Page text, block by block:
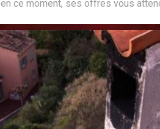
en ce moment, ses offres vous